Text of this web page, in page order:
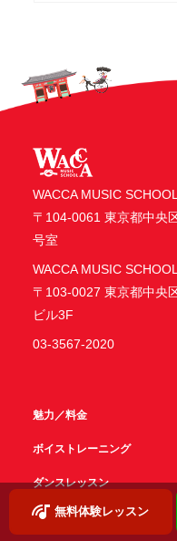
無料体験レッスン
WACCA MUSIC
〒104-0061 東京都中央
号室
WACCA MUSIC
〒103-0027 東京都中央
ビル3F
03-3567-2020
魅力／料金
ボイストレーニング
ダンスレッスン
生徒の声